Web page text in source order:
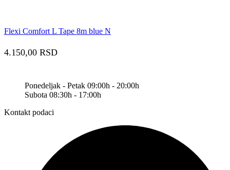
Flexi Comfort L Tape 8m blue N
4.150,00 RSD
Ponedeljak - Petak 09:00h - 20:00h
Subota 08:30h - 17:00h
Kontakt podaci